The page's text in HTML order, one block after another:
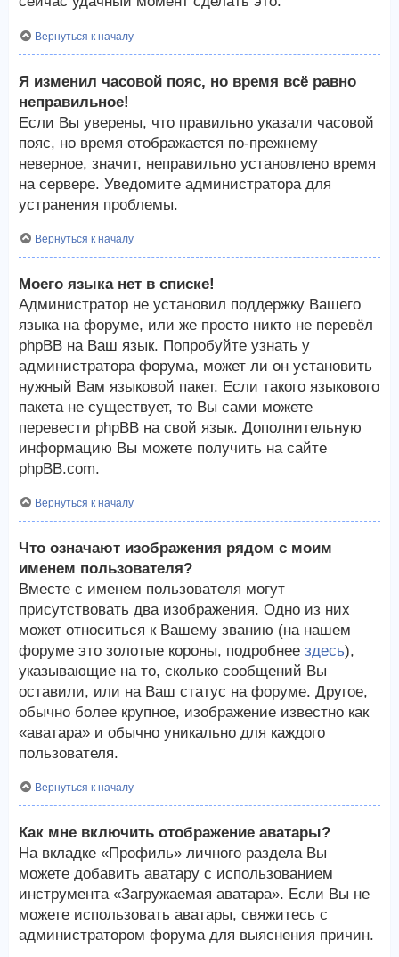
Вернуться к началу
Я изменил часовой пояс, но время всё равно
неправильное!
Если Вы уверены, что правильно указали часовой
пояс, но время отображается по-прежнему
неверное, значит, неправильно установлено время
на сервере. Уведомите администратора для
устранения проблемы.
Вернуться к началу
Моего языка нет в списке!
Администратор не установил поддержку Вашего
языка на форуме, или же просто никто не перевёл
phpBB на Ваш язык. Попробуйте узнать у
администратора форума, может ли он установить
нужный Вам языковой пакет. Если такого языкового
пакета не существует, то Вы сами можете
перевести phpBB на свой язык. Дополнительную
информацию Вы можете получить на сайте
phpBB.com.
Вернуться к началу
Что означают изображения рядом с моим
именем пользователя?
Вместе с именем пользователя могут
присутствовать два изображения. Одно из них
может относиться к Вашему званию (на нашем
форуме это золотые короны, подробнее здесь),
указывающие на то, сколько сообщений Вы
оставили, или на Ваш статус на форуме. Другое,
обычно более крупное, изображение известно как
«аватара» и обычно уникально для каждого
пользователя.
Вернуться к началу
Как мне включить отображение аватары?
На вкладке «Профиль» личного раздела Вы
можете добавить аватару с использованием
инструмента «Загружаемая аватара». Если Вы не
можете использовать аватары, свяжитесь с
администратором форума для выяснения причин.